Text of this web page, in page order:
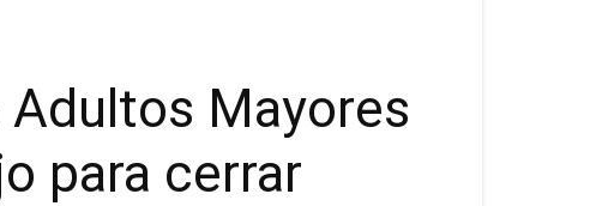
Mayores
para cerrar